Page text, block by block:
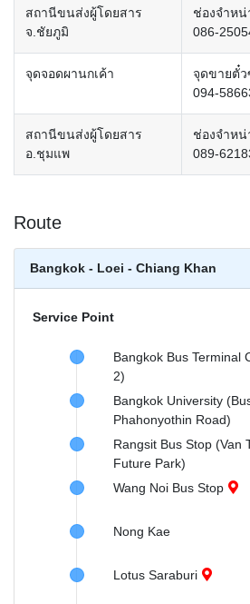
สถานีขนส่งผู้โดยสาร
จ.ชัยภูมิ
ช่องจำห
086-
จุดจอดผานกเค้า
จุดขายตั๋
094-
สถานีขนส่งผู้โดยสาร
อ.ชุมแพ
ช่องจำห
089-
Route
Bangkok - Loei - Chiang Khan
Service Point
Bangkok Bus Terminal
2)
Bangkok University
Phahonyothin Road)
Rangsit Bus Stop (Van
Future Park)
Wang Noi Bus Stop
Nong Kae
Lotus Saraburi